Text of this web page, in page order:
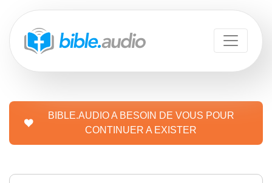
BIBLE.AUDIO A BESOIN DE VOUS POUR
CONTINUER A EXISTER